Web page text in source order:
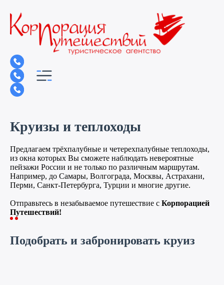
Круизы и теплоходы
Предлагаем трёхпалубные и четерехпалубные теплоходы,
из окна которых Вы сможете наблюдать невероятные
пейзажи России и не только по различным маршрутам.
Например, до Самары, Волгограда, Москвы, Астрахани,
Перми, Санкт-Петербурга, Турции и многие другие.
Отправьтесь в незабываемое путешествие с Корпорацией
Путешествий!
Подобрать и забронировать круиз